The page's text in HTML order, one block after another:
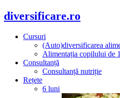
diversificare.ro
Cursuri
(Auto)diversificarea
Alimentația copilului de
Consultanță
Consultanță nutriție
Rețete
6 luni